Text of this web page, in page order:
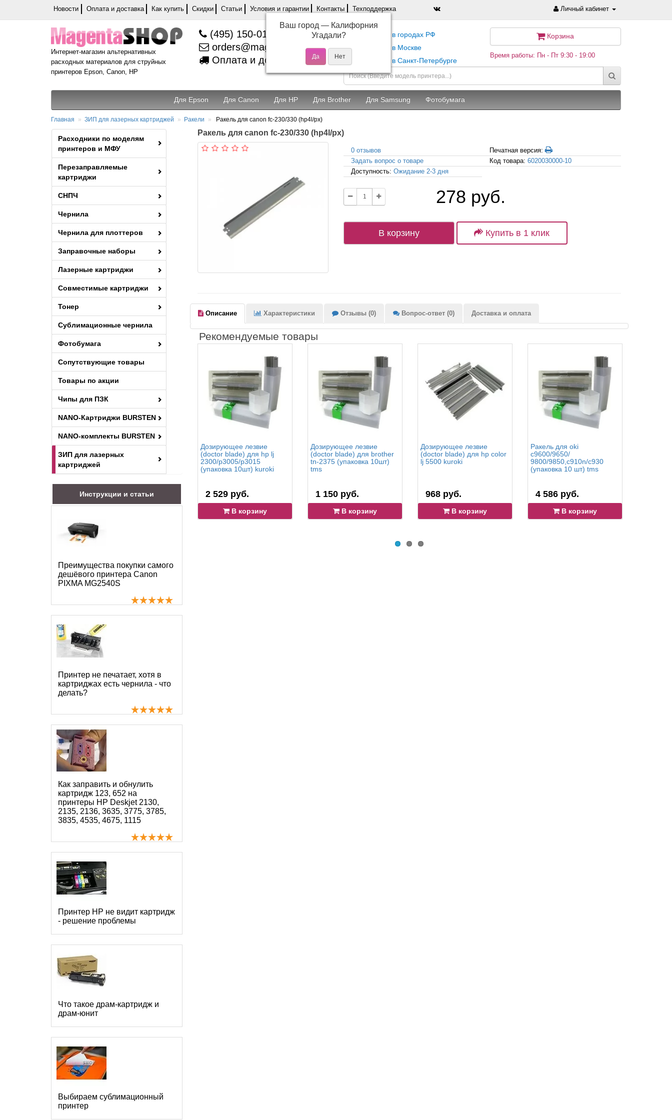
Новости Оплата и доставка Как купить Скидки Статьи Условия и гарантии Контакты Техподдержка Личный кабинет
Интернет-магазин альтернативных
расходных материалов для струйных
принтеров Epson, Canon, HP
(495) 150-01-37
orders@magentashop.ru
Оплата и доставка
Самовывоз в городах РФ
Самовывоз в Москве
Самовывоз в Санкт-Петербурге
Корзина
Время работы: Пн - Пт 9:30 - 19:00
Для Epson Для Canon Для HP Для Brother Для Samsung Фотобумага
Главная ЗИП для лазерных картриджей Ракели Ракель для canon fc-230/330 (hp4l/px)
Расходники по моделям
принтеров и МФУ
Перезаправляемые
картриджи
СНПЧ
Чернила
Чернила для плоттеров
Заправочные наборы
Лазерные картриджи
Совместимые картриджи
Тонер
Сублимационные чернила
Фотобумага
Сопутствующие товары
Товары по акции
Чипы для ПЗК
NANO-Картриджи BURSTEN
NANO-комплекты BURSTEN
ЗИП для лазерных
картриджей
Инструкции и статьи
Преимущества покупки самого
дешёвого принтера Canon
PIXMA MG2540S
Принтер не печатает, хотя в
картриджах есть чернила - что
делать?
Как заправить и обнулить
картридж 123, 652 на
принтеры HP Deskjet 2130,
2135, 2136, 3635, 3775, 3785,
3835, 4535, 4675, 1115
Принтер HP не видит картридж
- решение проблемы
Что такое драм-картридж и
драм-юнит
Выбираем сублимационный
принтер
Ракель для canon fc-230/330 (hp4l/px)
0 отзывов
Печатная версия:
Задать вопрос о товаре
Код товара:6020030000-10
Доступность: Ожидание 2-3 дня
278 руб.
В корзину Купить в 1 клик
Описание Характеристики Отзывы (0) Вопрос-ответ (0) Доставка и оплата
Рекомендуемые товары
Дозирующее лезвие
(doctor blade) для hp lj
2300/p3005/p3015
(упаковка 10шт) kuroki
2 529 руб.
В корзину
Дозирующее лезвие
(doctor blade) для brother
tn-2375 (упаковка 10шт)
tms
1 150 руб.
В корзину
Дозирующее лезвие
(doctor blade) для hp color
lj 5500 kuroki
968 руб.
В корзину
Ракель для oki
c9600/9650/
9800/9850,c910n/c930
(упаковка 10 шт) tms
4 586 руб.
В корзину
Ваш город — Калифорния
Угадали?